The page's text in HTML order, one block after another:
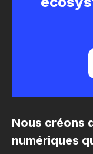
Nous créons
numériques